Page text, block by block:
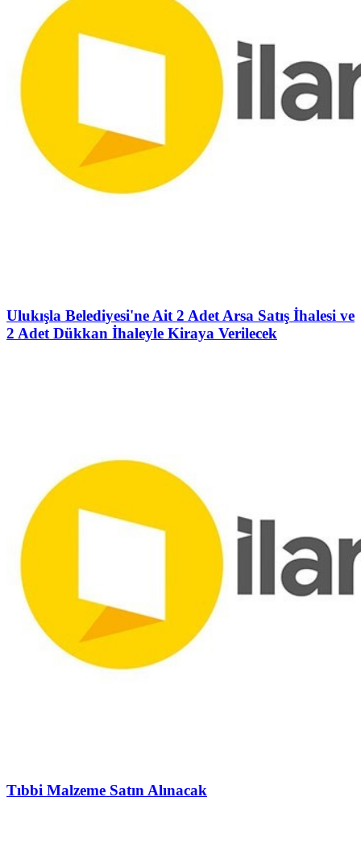
Ulukışla Belediyesi'ne Ait 2 Adet Arsa Satış İhalesi ve
2 Adet Dükkan İhaleyle Kiraya Verilecek
Tıbbi Malzeme Satın Alınacak